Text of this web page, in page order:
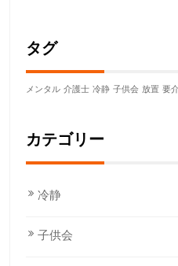
タグ
メンタル 介護士 冷静 子供会 放置 要
カテゴリー
冷静
子供会